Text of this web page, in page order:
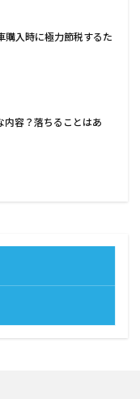
購入時に極力節税するた
内容？落ちることはあ